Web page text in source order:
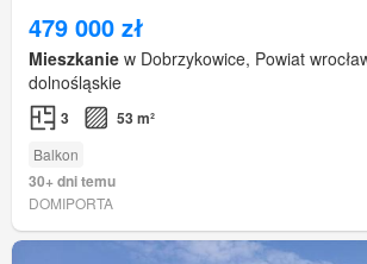
479 000 zł
Mieszkanie w Dobrzykowice, Powiat
dolnośląskie
3 53 m²
Balkon
30+ dni temu
DOMIPORTA